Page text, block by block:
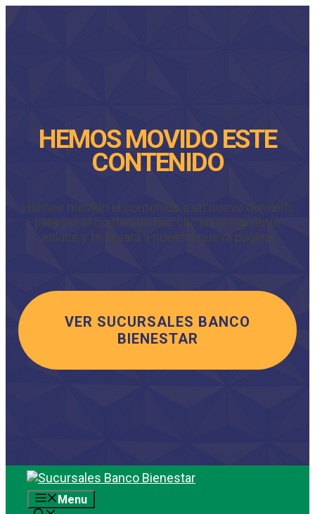
HEMOS MOVIDO ESTE
CONTENIDO
Hemos movido el contenido a un nuevo dominio,
para ver el contenido haz clic en el siguiente
enlace y te llevará a nuestra nueva página.
VER SUCURSALES BANCO
BIENESTAR
Saltar
contenidoMenu